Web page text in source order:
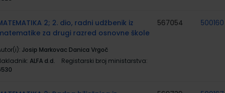
2; 2. dio, radni udžbenik iz
za drugi razred osnovne škole
Josip Markovac Danica Vrgoč
ALFA d.d.
Registarski broj ministarstva:
567054 500160